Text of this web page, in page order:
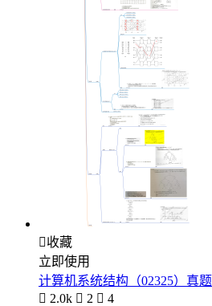
收藏
立即使用
计算机系统结构（02325）真题
 2.0k  2  4